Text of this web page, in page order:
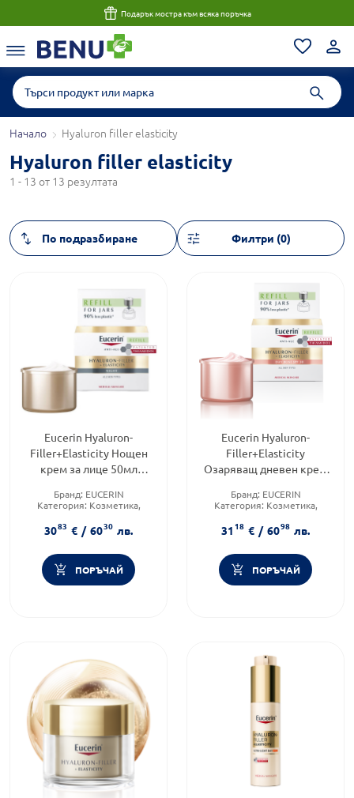
Подарък мостра към всяка поръчка
Начало Hyaluron filler elasticity
Hyaluron filler elasticity
1 - 13 от 13 резултата
Филтри (0)
Eucerin Hyaluron-
Filler+Elasticity Нощен
крем за лице 50мл
Бранд: EUCERIN
Категория: Козметика,
Продуктова линия:
HYALURON FILLER
3083 € / 6030 лв.
ПОРЪЧАЙ
Eucerin Hyaluron-
Filler+Elasticity
Озаряващ дневен крем
Бранд: EUCERIN
Категория: Козметика,
Форма на продукта:крем
3118 € / 6098 лв.
ПОРЪЧАЙ